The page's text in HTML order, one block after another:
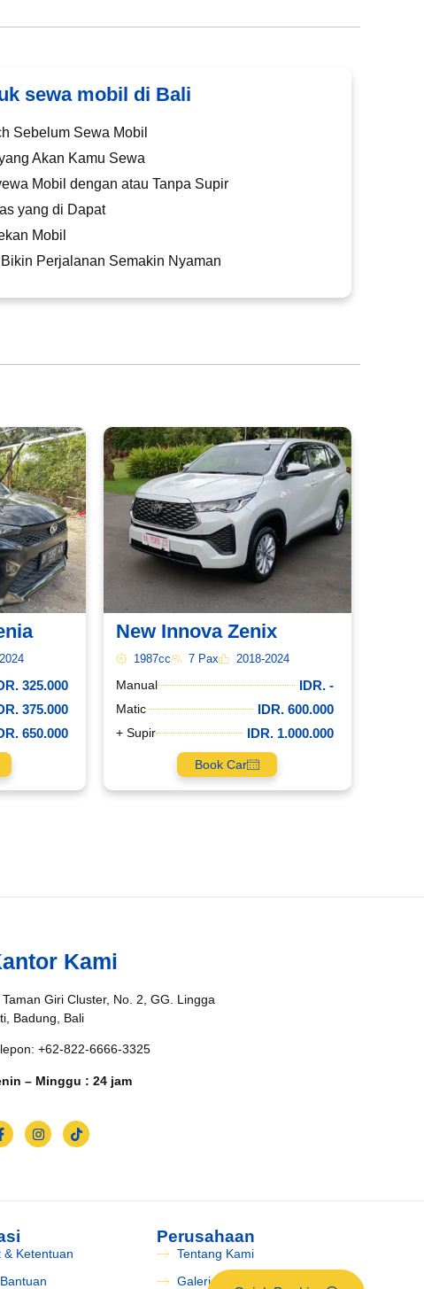
sewa mobil di Bali
Sebelum Sewa Mobil
Akan Kamu Sewa
Mobil dengan atau Tanpa Supir
yang di Dapat
Mobil
Perjalanan Semakin Nyaman
325.000
375.000
650.000
New Innova Zenix
1987cc 7 Pax 2018-2024
Manual IDR. -
Matic IDR. 600.000
+ Supir IDR. 1.000.000
Book Car
Kami
Taman Giri Cluster, No. 2, GG. Lingga
Badung, Bali
+62-822-6666-3325
– Minggu : 24 jam
& Ketentuan
Perusahaan
Tentang Kami
Galeri Pengiriman